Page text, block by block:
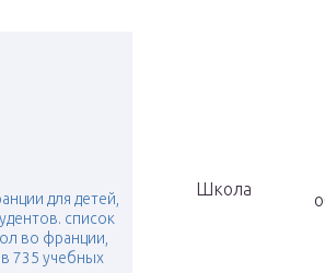
для детей,
список
во франции,
735 учебных
Школа